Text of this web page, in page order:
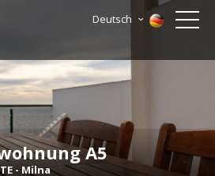
Deutsch
A5
- Milna